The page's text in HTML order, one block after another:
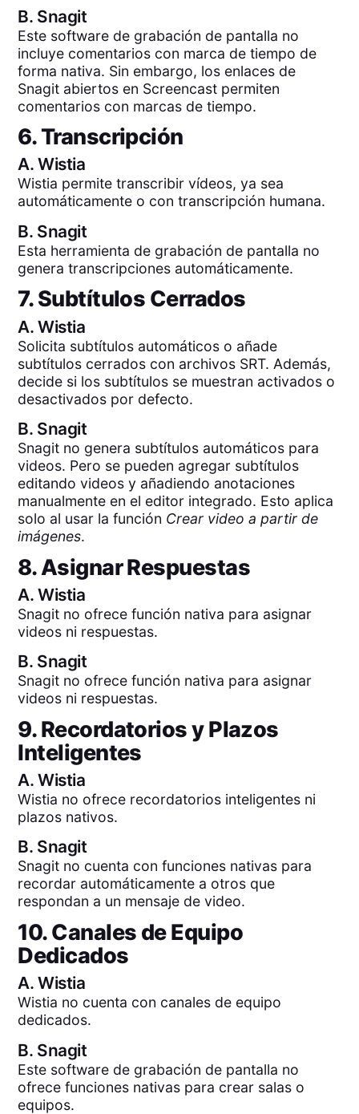
B. Snagit
Este software de grabación de pantalla no
incluye comentarios con marca de tiempo de
forma nativa. Sin embargo, los enlaces de
Snagit abiertos en Screencast permiten
comentarios con marcas de tiempo.
6. Transcripción
A.Wistia
Wistia permite transcribir vídeos, ya sea
automáticamente o con transcripción humana.
B. Snagit
Esta herramienta de grabación de pantalla no
genera transcripciones automáticamente.
7. Subtítulos Cerrados
A.Wistia
Solicita subtítulos automáticos o añade
subtítulos cerrados con archivos SRT. Además,
decide si los subtítulos se muestran activados o
desactivados por defecto.
B. Snagit
Snagit no genera subtítulos automáticos para
videos. Pero se pueden agregar subtítulos
editando videos y añadiendo anotaciones
manualmente en el editor integrado. Esto aplica
solo al usar la función Crear video a partir de
imágenes.
8. Asignar Respuestas
A.Wistia
Snagit no ofrece función nativa para asignar
videos ni respuestas.
B. Snagit
Snagit no ofrece función nativa para asignar
videos ni respuestas.
9. Recordatorios y Plazos
Inteligentes
A.Wistia
Wistia no ofrece recordatorios inteligentes ni
plazos nativos.
B. Snagit
Snagit no cuenta con funciones nativas para
recordar automáticamente a otros que
respondan a un mensaje de video.
10. Canales de Equipo
Dedicados
A.Wistia
Wistia no cuenta con canales de equipo
dedicados.
B. Snagit
Este software de grabación de pantalla no
ofrece funciones nativas para crear salas o
equipos.